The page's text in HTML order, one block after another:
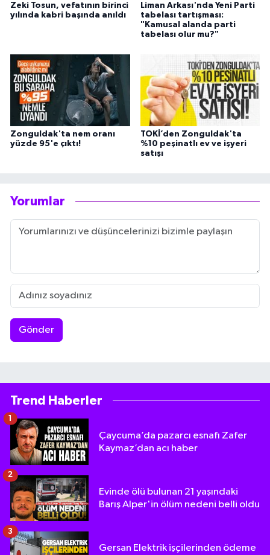
Zeki Tosun, vefatının birinci
yılında kabri başında anıldı
Liman Arkası'nda Yeni Parti
tabelası tartışması:
"Kamusal alanda parti
tabelası olur mu?"
Zonguldak'ta nem oranı
yüzde 95'e çıktı!
TOKİ’den Zonguldak'ta
%10 peşinatlı ev ve işyeri
satışı
Yorumlar
Gönder
Trend Haberler
Çaycuma’da pazarcı esnafı Zafer
Kaymaz’dan acı haber
1
Evinde ölü bulunan 21 yaşındaki
Barış Alper'in ölüm nedeni belli oldu
2
Gersan Elektrik işçilerinden ödeme
3